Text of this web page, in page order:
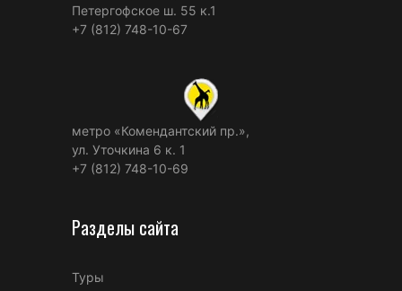
Петергофское ш. 55 к.1
+7 (812) 748-10-67
метро «Комендантский пр.»,
ул. Уточкина 6 к. 1
+7 (812) 748-10-69
Разделы сайта
Туры